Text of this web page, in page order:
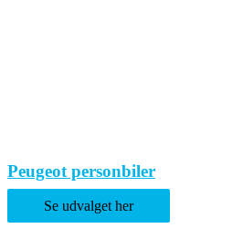
Peugeot personbiler
Se udvalget her